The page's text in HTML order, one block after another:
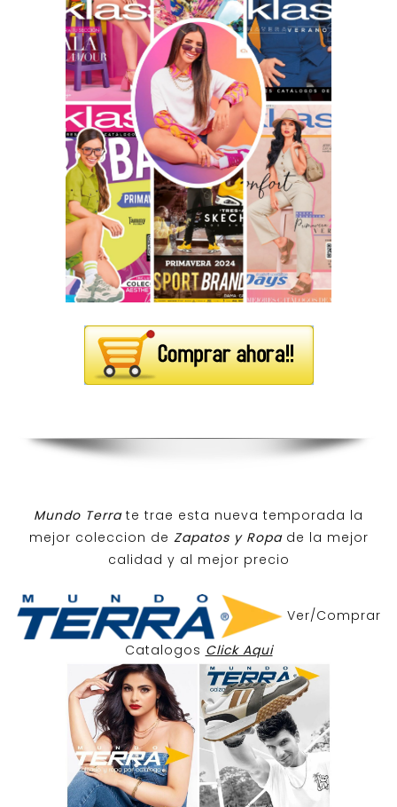
Mundo Terra te trae esta nueva temporada la
mejor coleccion de Zapatos y Ropa de la mejor
calidad y al mejor precio
Ver/Comprar
Catalogos Click Aqui